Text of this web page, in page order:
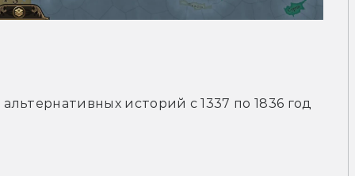
историй с 1337 по 1836 год